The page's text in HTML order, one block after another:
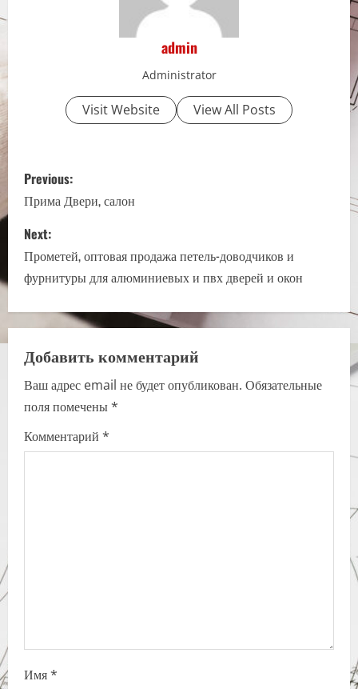
admin
Administrator
Visit Website View All Posts
P
o
s
t
n
a
v
i
g
Previous:
Прима Двери, салон
Next:
Прометей, оптовая продажа петель-доводчиков и
фурнитуры для алюминиевых и пвх дверей и окон
Добавить комментарий
Ваш адрес email не будет опубликован. Обязательные
поля помечены*
Комментарий *
Имя*